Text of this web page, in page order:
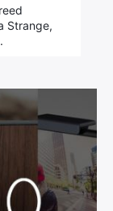
Strange,